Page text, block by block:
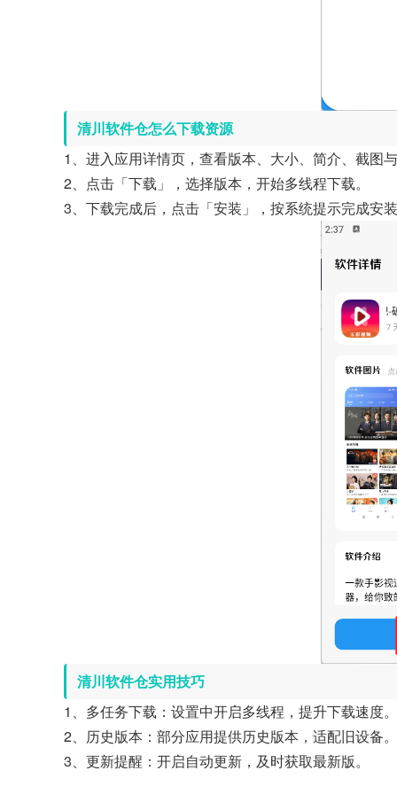
清川软件仓怎么下载资源
1、进入应用详情页，查看版本、大小、简介、截图
2、点击「下载」，选择版本，开始多线程下载。
3、下载完成后，点击「安装」，按系统提示完成安
清川软件仓实用技巧
1、多任务下载：设置中开启多线程，提升下载速度。
2、历史版本：部分应用提供历史版本，适配旧设备。
3、更新提醒：开启自动更新，及时获取最新版。